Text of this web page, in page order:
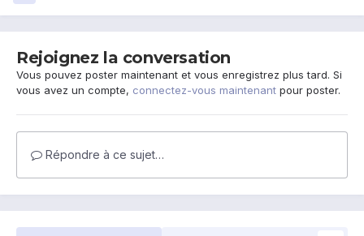
Rejoignez la conversation
Vous pouvez poster maintenant et vous enregistrez plus tard. Si
vous avez un compte, connectez-vous maintenant pour poster.
Répondre à ce sujet…